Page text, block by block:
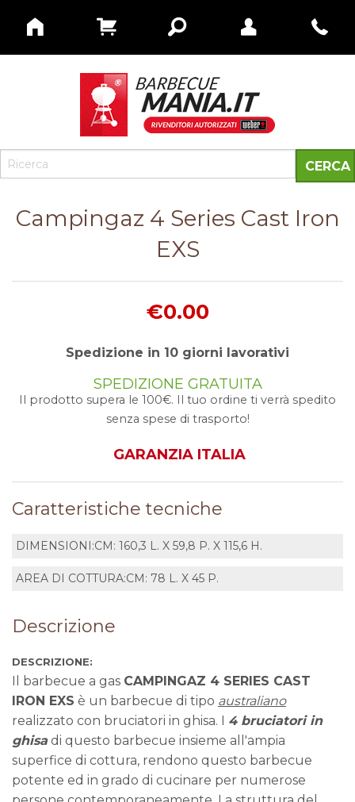
Campingaz 4 Series Cast Iron
EXS
€0.00
Spedizione in 10 giorni lavorativi
SPEDIZIONE GRATUITA
Il prodotto supera le 100€. Il tuo ordine ti verrà spedito
senza spese di trasporto!
GARANZIA ITALIA
Caratteristiche tecniche
DIMENSIONI:CM: 160,3 L. X 59,8 P. X 115,6 H.
AREA DI COTTURA:CM: 78 L. X 45 P.
Descrizione
DESCRIZIONE:
Il barbecue a gas CAMPINGAZ 4 SERIES CAST
IRON EXS è un barbecue di tipo australiano
realizzato con bruciatori in ghisa. I 4 bruciatori in
ghisa di questo barbecue insieme all'ampia
superfice di cottura, rendono questo barbecue
potente ed in grado di cucinare per numerose